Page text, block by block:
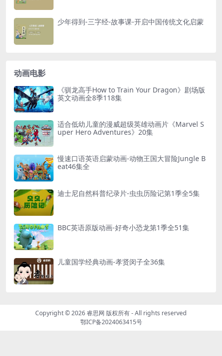
少年得到-三字经-故事课-开启中国传统文化启蒙
动画电影
《驯龙高手How to Train Your Dragon》剧场版
英文动画全8季118集
适合低幼儿童的漫威超级英雄动画片《Marvel S
uper Hero Adventures》20集
慢速口语英语启蒙动画-动物王国大冒险Jungle B
eat46集全
迪士尼自然科普纪录片-虫虫历险记第1季全5集
BBC英语原版动画-好奇小恐龙第1季全51集
儿童国学经典动画-孝贤闵子全36集
Copyright © 2026睿思网 版权所有- All rights reserved
鄂ICP备2024063415号